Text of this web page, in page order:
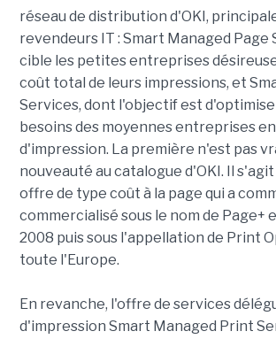
réseau de distribution d'OKI,
revendeurs IT : Smart Managed Page
cible les petites entreprises
coût total de leurs impressions, et
Services, dont l'objectif est
besoins des moyennes entreprises
d'impression. La première n'est pas
nouveauté au catalogue d'OKI. Il
offre de type coût à la page qui a
commercialisé sous le nom de Page+
2008 puis sous l'appellation de Print
toute l'Europe.
En revanche, l'offre de services
d'impression Smart Managed Print